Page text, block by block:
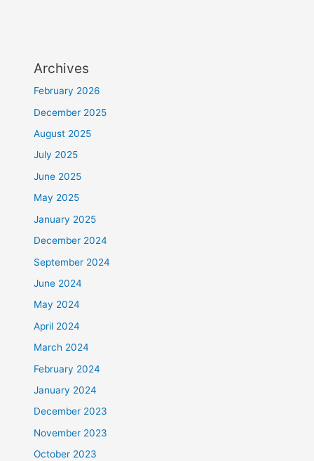
Archives
February 2026
December 2025
August 2025
July 2025
June 2025
May 2025
January 2025
December 2024
September 2024
June 2024
May 2024
April 2024
March 2024
February 2024
January 2024
December 2023
November 2023
October 2023